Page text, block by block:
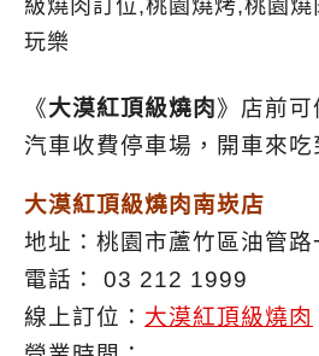
《大漠紅頂級燒肉》店前可
汽車收費停車場，開車來吃
大漠紅頂級燒肉南崁店
地址：桃園市蘆竹區油管
電話： 03 212 1999
線上訂位： 大漠紅頂級燒肉